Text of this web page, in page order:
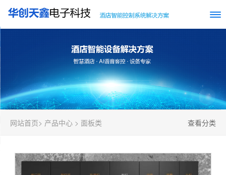
网站首页> 产品中心 > 面板类 查看分类